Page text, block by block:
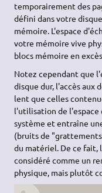
temporairement des
défini dans votre
mémoire. L'espace
votre mémoire vive
blocs mémoire en
Notez cependant que
disque dur, l'accès aux
lent que celles
l'utilisation de
système et entraîne
(bruits de
du matériel. De ce fait,
considéré comme un
physique, mais plutôt